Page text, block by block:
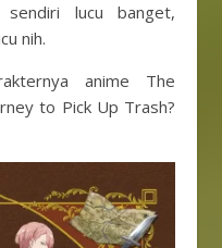
sendiri lucu banget,
nih.
anime The
to Pick Up Trash?